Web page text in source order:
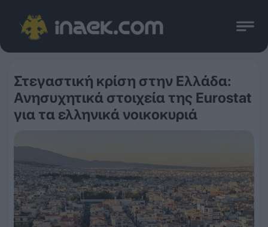
Στεγαστική κρίση στην Ελλάδα:
Ανησυχητικά στοιχεία της Eurostat
για τα ελληνικά νοικοκυριά